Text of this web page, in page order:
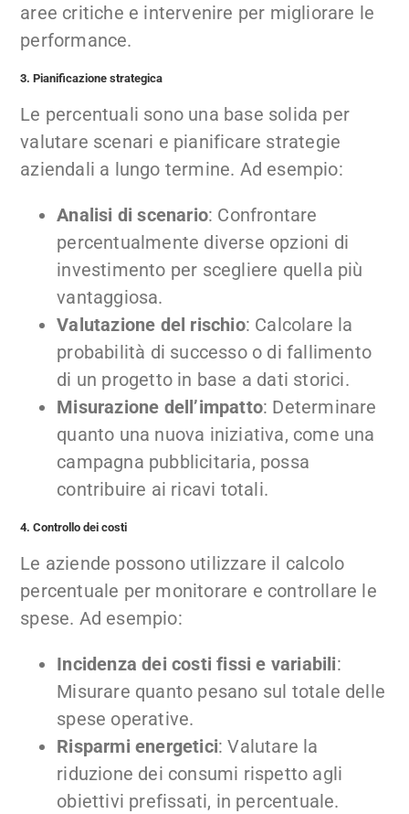
aree critiche e intervenire per migliorare le
performance.
3. Pianificazione strategica
Le percentuali sono una base solida per
valutare scenari e pianificare strategie
aziendali a lungo termine. Ad esempio:
Analisi di scenario: Confrontare
percentualmente diverse opzioni di
investimento per scegliere quella più
vantaggiosa.
Valutazione del rischio: Calcolare la
probabilità di successo o di fallimento
di un progetto in base a dati storici.
Misurazione dell’impatto: Determinare
quanto una nuova iniziativa, come una
campagna pubblicitaria, possa
contribuire ai ricavi totali.
4. Controllo dei costi
Le aziende possono utilizzare il calcolo
percentuale per monitorare e controllare le
spese. Ad esempio:
Incidenza dei costi fissi e variabili:
Misurare quanto pesano sul totale delle
spese operative.
Risparmi energetici: Valutare la
riduzione dei consumi rispetto agli
obiettivi prefissati, in percentuale.